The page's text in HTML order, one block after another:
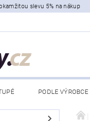
slevu 5% na nákup
PODLE VÝROBCE